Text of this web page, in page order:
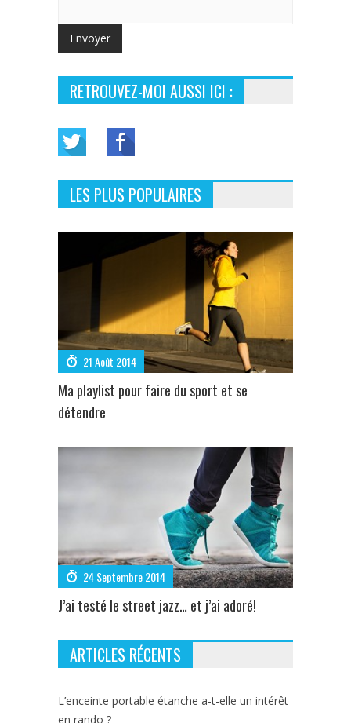
RETROUVEZ-MOI AUSSI ICI :
LES PLUS POPULAIRES
21 Août 2014
Ma playlist pour faire du sport et se
détendre
24 Septembre 2014
J’ai testé le street jazz… et j’ai adoré!
ARTICLES RÉCENTS
L’enceinte portable étanche a-t-elle un intérêt
en rando ?